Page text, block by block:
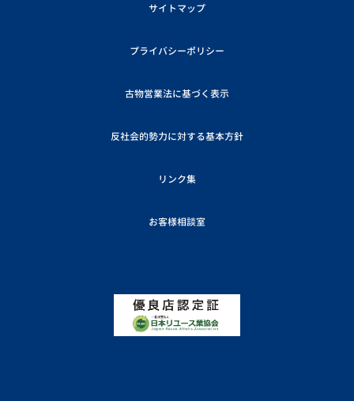
サイトマップ
プライバシーポリシー
古物営業法に基づく表示
反社会的勢力に対する基本方針
リンク集
お客様相談室